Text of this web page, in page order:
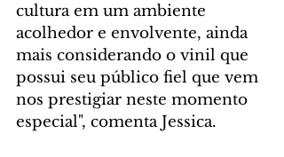
cultura em um ambiente
acolhedor e envolvente, ainda
mais considerando o vinil que
possui seu público fiel que vem
nos prestigiar neste momento
especial", comenta Jessica.